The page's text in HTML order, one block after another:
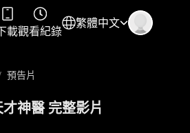
載觀看紀錄
繁體中文
預告片
神醫 完整影片